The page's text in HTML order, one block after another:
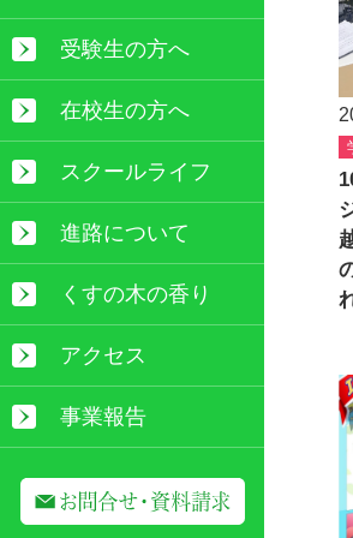
受験生の方へ
在校生の方へ
スクールライフ
進路について
くすの木の香り
アクセス
事業報告